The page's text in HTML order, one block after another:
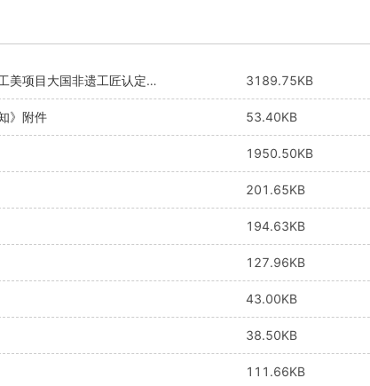
关于举办中华优秀传统文化传承发展工程大国非遗工匠专项公益工程工美项目大国非遗工匠认定与资助仪式的通知 3189.75KB
》附件 53.40KB
1950.50KB
201.65KB
194.63KB
127.96KB
43.00KB
38.50KB
111.66KB